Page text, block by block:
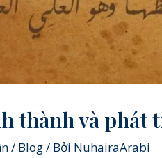
thành và phát
/ Blog/ Bởi NuhairaArabi